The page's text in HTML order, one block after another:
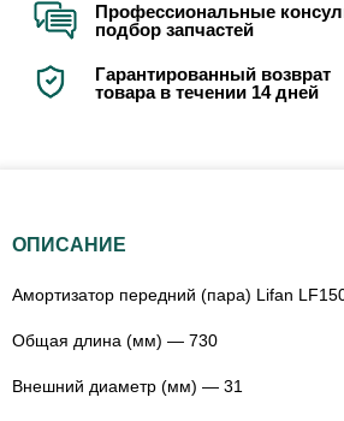
Профессиональные
подбор запчастей
Гарантированный возврат
товара в течении 14 дней
ОПИСАНИЕ
Амортизатор передний (пара) Lifan
Общая длина (мм) — 730
Внешний диаметр (мм) — 31